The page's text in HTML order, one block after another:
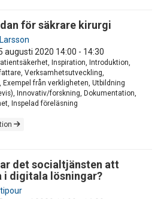
för säkrare kirurgi
augusti 2020 14:00 - 14:30
Inspiration, Introduktion,
Verksamhetsutveckling,
Exempel från verkligheten, Utbildning
Innovativ/forskning, Dokumentation,
Inspelad föreläsning
det socialtjänsten att
i digitala lösningar?